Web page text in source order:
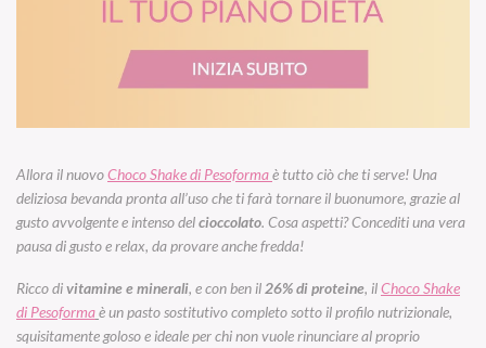
Allora il nuovoChoco Shake di Pesoformaè tutto ciò che ti serve! Una
deliziosa bevanda pronta all’uso che ti farà tornare il buonumore, grazie al
gusto avvolgente e intenso delcioccolato. Cosa aspetti? Concediti una vera
pausa di gusto e relax, da provare anche fredda!
Ricco divitamine e minerali, e con ben il 26% di proteine, ilChoco Shake
di Pesoformaè un pasto sostitutivo completo sotto il profilo nutrizionale,
squisitamente goloso e ideale per chi non vuole rinunciare al proprio